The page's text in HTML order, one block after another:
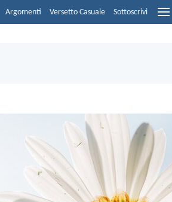
Argomenti Versetto Casuale Sottoscrivi